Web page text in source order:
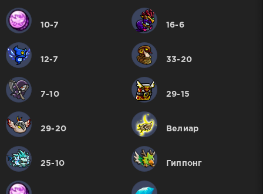
10-7 16-6
12-7 33-20
7-10 29-15
29-20 Велиар
25-10 Гиппонг